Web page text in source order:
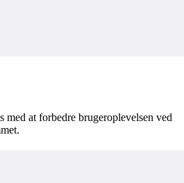
at forbedre brugeroplevelsen ved